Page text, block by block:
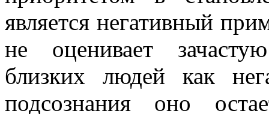
является негативный
не оценивает
близких людей как
подсознания оно